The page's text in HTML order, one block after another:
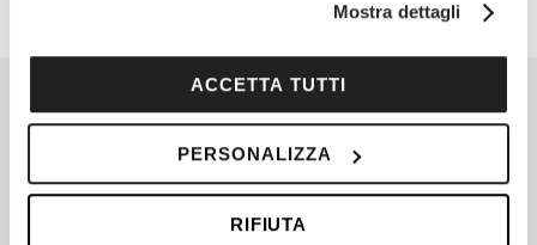
modificare o revocare il proprio consenso in qualsiasi
sull'icona di attivazione della privacy.
raccogliere informazioni sulla tua posizione
geografica, con un'approssimazione di qualche
Mostra dettagli
ACCETTA TUTTI
PERSONALIZZA
RIFIUTA